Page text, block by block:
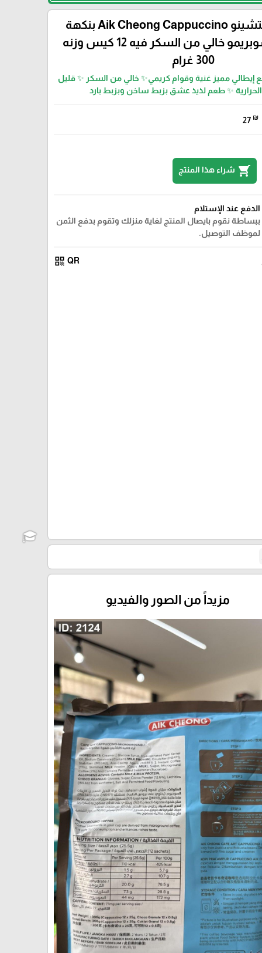
مشروب كابتشينو Aik Cheong Cappuccino بنكهة
الإيطاليانو سوبريمو خالي من السكر فيه 12 كيس وزنه
300 غرام
إيطالي مميز غنية وقوام كريمي✨ خالي من السكر ✨ قليل
✨ طعم لذيذ عشق بزبط ساخن وبزبط بارد
27 ₪
shopping_cart شراء هذا المنتج
الدفع عند الإستلام
ببساطة نقوم بايصال المنتج لغاية منزلك وتقوم بدفع الثمن
لموظف التوصيل.
QR
qr_code
مزيداً من الصور والفيديو